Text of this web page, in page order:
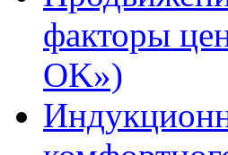
факторы
OK»)